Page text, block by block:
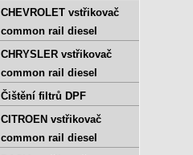
CHEVROLET vstřikovač
common rail diesel
CHRYSLER vstřikovač
common rail diesel
Čištění filtrů DPF
CITROEN vstřikovač
common rail diesel